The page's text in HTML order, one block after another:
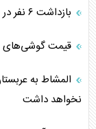
بازداشت ۶ نفر در پرونده قتل جوانی در ستارخان
قیمت گوشی‌های موبایل در
المشاط به
نخواهد داشت